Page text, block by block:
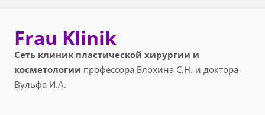
Frau Klinik
Сеть клиник пластической хирургии и
косметологии профессора Блохина С.Н. и доктора
Вульфа И.А.